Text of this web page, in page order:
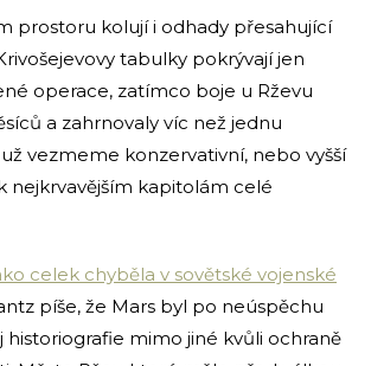
prostoru kolují i odhady přesahující
tabulky pokrývají jen
operace, zatímco boje u Rževu
a zahrnovaly víc než jednu
vezmeme konzervativní, nebo vyšší
nejkrvavějším kapitolám celé
celek chyběla v sovětské vojenské
píše, že Mars byl po neúspěchu
historiografie mimo jiné kvůli ochraně